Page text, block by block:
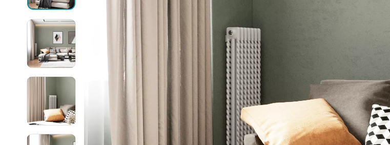
Могут быть трудности с получением
сообщений в WhatsApp и Telegram,
воспользуйтесь другими каналами
связи.
Написать в WhatsApp
Написать в Telegram
Написать в Max
Ellipse S V
Ellipse S H
Ellipse P V
Ellipse P H
Гармония 1, 2
Гармония А40
Гармония А25 N
Гармония А20
Параллели Quadrum